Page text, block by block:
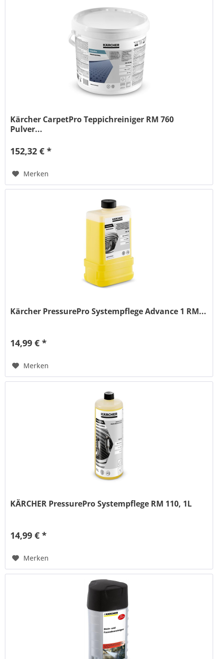
Kärcher CarpetPro Teppichreiniger RM 760
Pulver...
152,32 € *
Merken
Kärcher PressurePro Systempflege Advance 1 RM...
14,99 € *
Merken
KÄRCHER PressurePro Systempflege RM 110, 1L
14,99 € *
Merken